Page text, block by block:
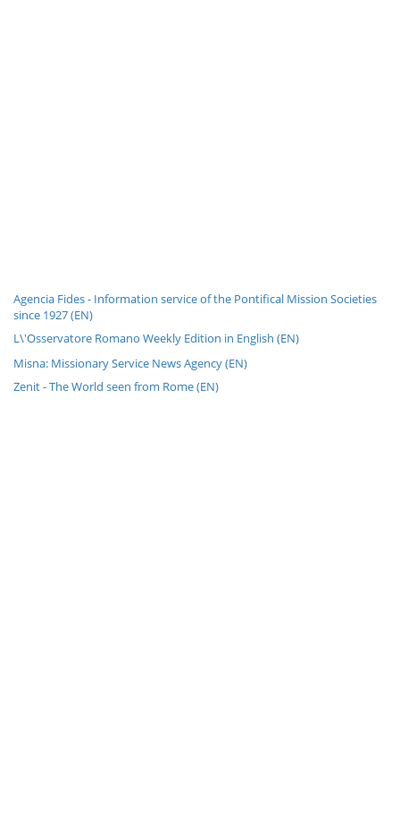
Agencia Fides - Information service of the Pontifical Mission Societies
since 1927 (EN)
L\'Osservatore Romano Weekly Edition in English (EN)
Misna: Missionary Service News Agency (EN)
Zenit - The World seen from Rome (EN)